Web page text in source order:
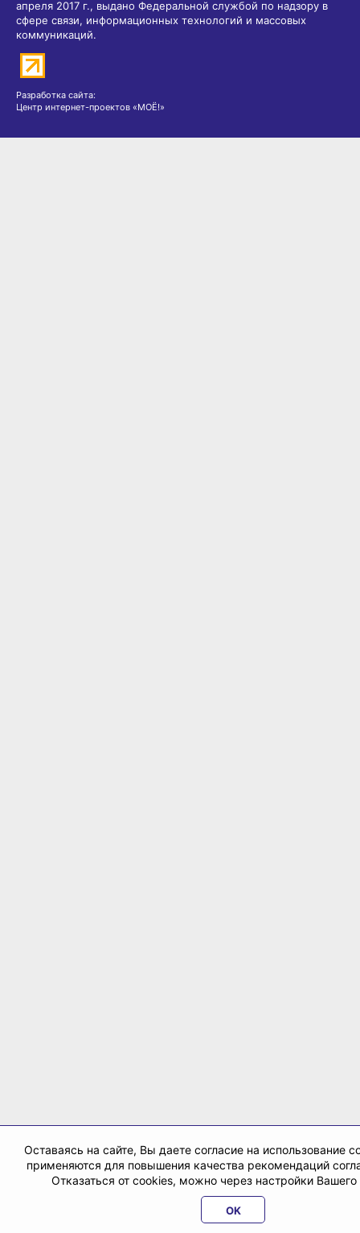
сфере связи, информационных технологий и массовых
коммуникаций.
Центр интернет-проектов «МОЁ!»
Оставаясь на сайте, Вы даете согласие на использование
применяются для повышения качества рекомендаций
Отказаться от cookies, можно через настройки Вашего
OK